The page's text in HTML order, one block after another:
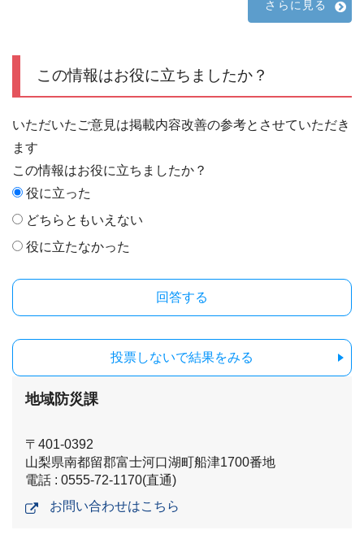
さらに見る
この情報はお役に立ちましたか？
いただいたご意見は掲載内容改善の参考とさせていただき
ます
この情報はお役に立ちましたか？
役に立った
どちらともいえない
役に立たなかった
投票しないで結果をみる
地域防災課
〒401-0392
山梨県南都留郡富士河口湖町船津1700番地
電話 : 0555-72-1170(直通)
お問い合わせはこちら